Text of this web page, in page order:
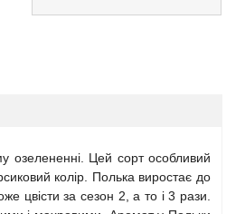
озелененні. Цей сорт особливий
колір. Полька виростає до
цвісти за сезон 2, а то і 3 рази.